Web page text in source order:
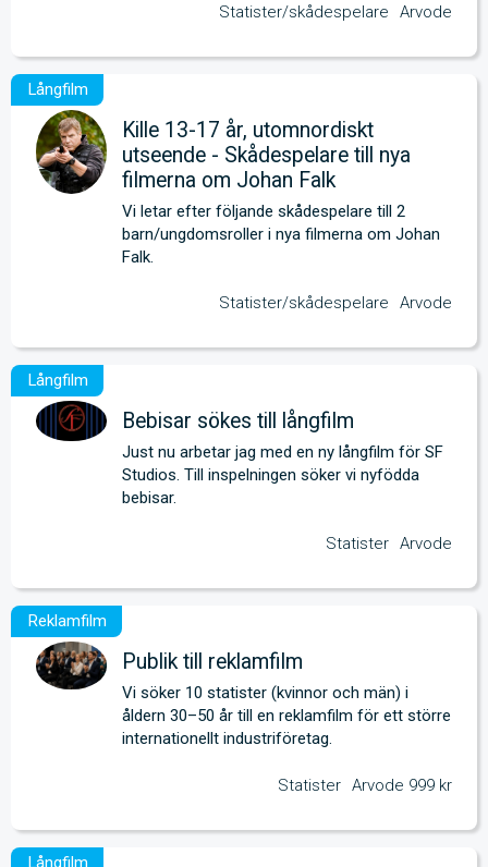
Statister/skådespelare Arvode
Kille 13-17 år, utomnordiskt
utseende - Skådespelare till nya
filmerna om Johan Falk
Vi letar efter följande skådespelare till 2
barn/ungdomsroller i nya filmerna om Johan
Falk.
Statister/skådespelare Arvode
Bebisar sökes till långfilm
Just nu arbetar jag med en ny långfilm för SF
Studios. Till inspelningen söker vi nyfödda
bebisar.
Statister Arvode
Publik till reklamfilm
Vi söker 10 statister (kvinnor och män) i
åldern 30–50 år till en reklamfilm för ett större
internationellt industriföretag.
Statister Arvode 999 kr